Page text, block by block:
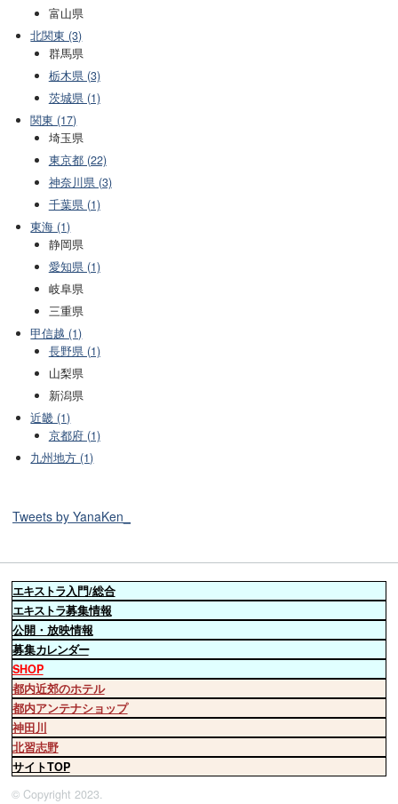
富山県
北関東 (3)
群馬県
栃木県 (3)
茨城県 (1)
関東 (17)
埼玉県
東京都 (22)
神奈川県 (3)
千葉県 (1)
東海 (1)
静岡県
愛知県 (1)
岐阜県
三重県
甲信越 (1)
長野県 (1)
山梨県
新潟県
近畿 (1)
京都府 (1)
九州地方 (1)
Tweets by YanaKen_
エキストラ入門/総合
エキストラ募集情報
公開・放映情報
募集カレンダー
SHOP
都内近郊のホテル
都内アンテナショップ
神田川
北習志野
サイトTOP
© Copyright 2023.